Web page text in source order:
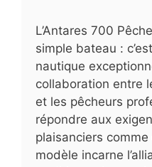
L’Antares 700
simple bateau :
nautique
collaboration entre
et les pêcheurs
répondre aux
plaisanciers
modèle incarne